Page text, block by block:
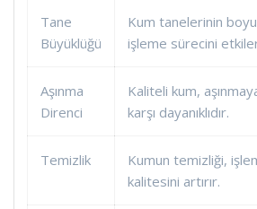
Tane
Büyüklüğü
Kum tanelerinin
işleme sürecini
Aşınma
Direnci
Kaliteli kum,
karşı dayanıklıdır.
Temizlik
Kumun temizliği,
kalitesini artırır.